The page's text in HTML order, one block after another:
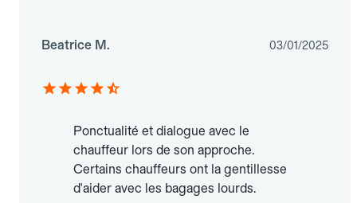
Beatrice M. 03/01/2025
Ponctualité et dialogue avec le
chauffeur lors de son approche.
Certains chauffeurs ont la gentillesse
d'aider avec les bagages lourds.